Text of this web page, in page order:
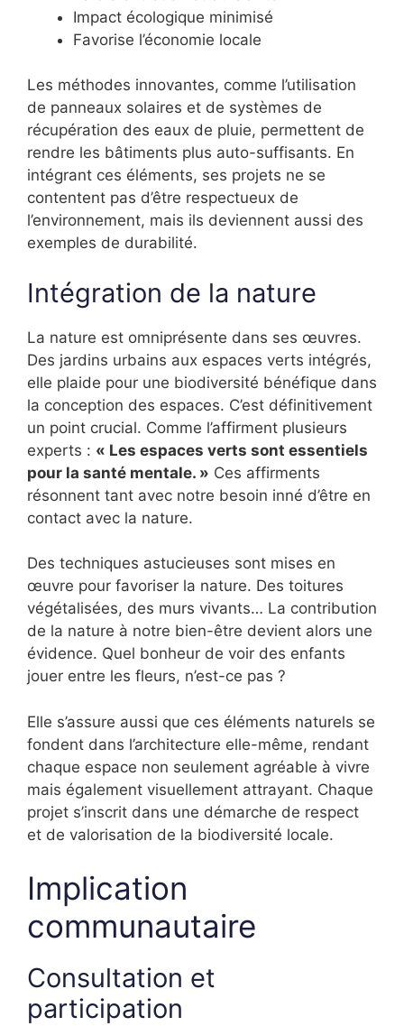
Impact écologique minimisé
Favorise l’économie locale
Les méthodes innovantes, comme l’utilisation
de panneaux solaires et de systèmes de
récupération des eaux de pluie, permettent de
rendre les bâtiments plus auto-suffisants. En
intégrant ces éléments, ses projets ne se
contentent pas d’être respectueux de
l’environnement, mais ils deviennent aussi des
exemples de durabilité.
Intégration de la nature
La nature est omniprésente dans ses œuvres.
Des jardins urbains aux espaces verts intégrés,
elle plaide pour une biodiversité bénéfique dans
la conception des espaces. C’est définitivement
un point crucial. Comme l’affirment plusieurs
experts : « Les espaces verts sont essentiels
pour la santé mentale. » Ces affirments
résonnent tant avec notre besoin inné d’être en
contact avec la nature.
Des techniques astucieuses sont mises en
œuvre pour favoriser la nature. Des toitures
végétalisées, des murs vivants… La contribution
de la nature à notre bien-être devient alors une
évidence. Quel bonheur de voir des enfants
jouer entre les fleurs, n’est-ce pas ?
Elle s’assure aussi que ces éléments naturels se
fondent dans l’architecture elle-même, rendant
chaque espace non seulement agréable à vivre
mais également visuellement attrayant. Chaque
projet s’inscrit dans une démarche de respect
et de valorisation de la biodiversité locale.
Implication
communautaire
Consultation et
participation